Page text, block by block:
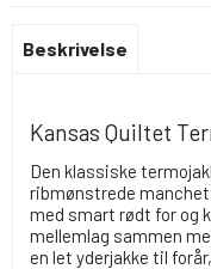
Beskrivelse
Kansas Quiltet
Den klassiske
ribmønstrede
med smart rødt for og
mellemlag sammen
en let yderjakke til